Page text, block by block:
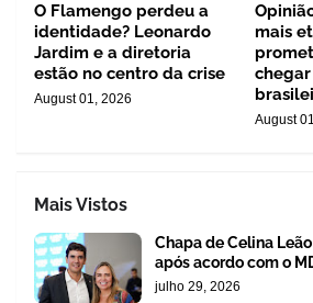
O Flamengo perdeu a
identidade? Leonardo
Jardim e a diretoria
estão no centro da crise
August 01, 2026
mais
August
Mais Vistos
Chapa de Celina
após acordo com o
julho 29, 2026